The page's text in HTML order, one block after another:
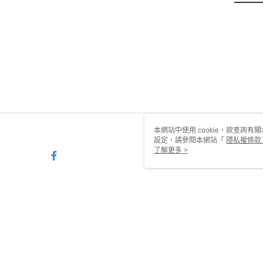
本網站中使用 cookie，欲查詢有
設定，請參閱本網站「 隱私權條款
使用 cookie。
了解更多 >